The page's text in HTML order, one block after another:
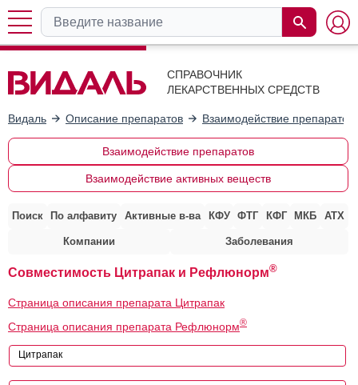
СПРАВОЧНИК
ЛЕКАРСТВЕННЫХ СРЕДСТВ
Видаль Описание препаратов Взаимодействие препаратов
Взаимодействие препаратов
Взаимодействие активных веществ
Поиск По алфавиту Активные в-ва КФУ ФТГ КФГ МКБ АТХ
Компании Заболевания
Совместимость Цитрапак и Рефлюнорм®
Страница описания препарата Цитрапак
Страница описания препарата Рефлюнорм®